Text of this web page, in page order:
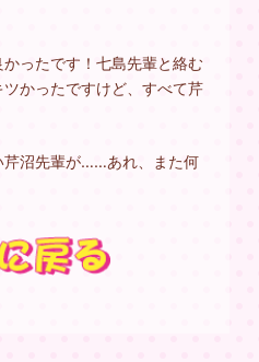
ったです！七島先輩と絡む
かったですけど、すべて芹
芹沼先輩が……あれ、また何